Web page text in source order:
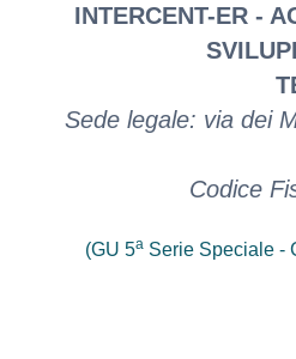
INTERCENT-ER -
Sede legale: via dei
Codice
(GU 5a Serie Speciale -